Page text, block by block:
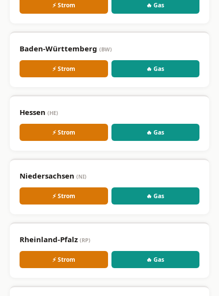
⚡ Strom 🔥 Gas
Baden-Württemberg (BW)
⚡ Strom 🔥 Gas
Hessen (HE)
⚡ Strom 🔥 Gas
Niedersachsen (NI)
⚡ Strom 🔥 Gas
Rheinland-Pfalz (RP)
⚡ Strom 🔥 Gas